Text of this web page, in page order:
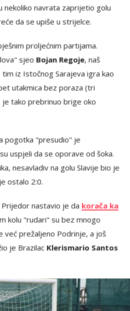
nekoliko navrata zaprijetio golu
da se upiše u strijelce.
proljećnim partijama.
sjeo Bojan Regoje, naš
iz Istočnog Sarajeva igra kao
utakmica bez poraza (tri
tako prebrinuo brige oko
pogotka "presudio" je
uspjeli da se oporave od šoka.
nesavladiv na golu Slavije bio je
ostalo 2:0.
nastavio je da korača ka
kolu "rudari" su bez mnogo
već prežaljeno Podrinje, a još
je Brazilac Klerismario Santos